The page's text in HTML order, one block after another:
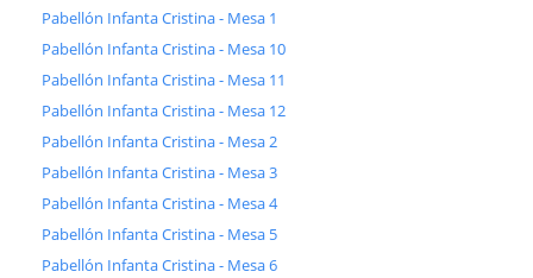
Pabellón Infanta Cristina - Mesa 1
Pabellón Infanta Cristina - Mesa 10
Pabellón Infanta Cristina - Mesa 11
Pabellón Infanta Cristina - Mesa 12
Pabellón Infanta Cristina - Mesa 2
Pabellón Infanta Cristina - Mesa 3
Pabellón Infanta Cristina - Mesa 4
Pabellón Infanta Cristina - Mesa 5
Pabellón Infanta Cristina - Mesa 6